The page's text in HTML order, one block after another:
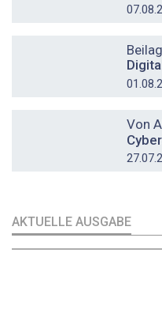
Von
AKTUELLE AUSGABE